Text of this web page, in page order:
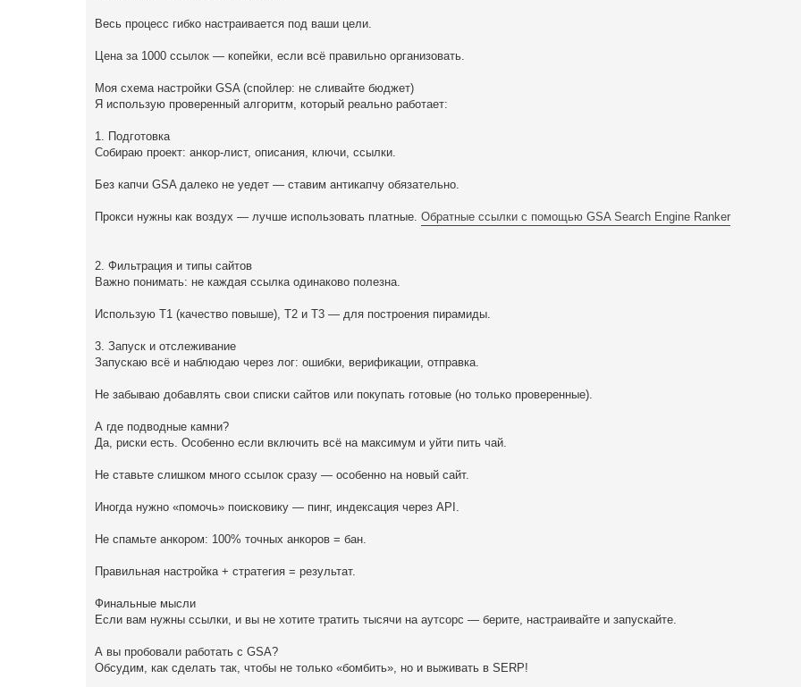
Весь процесс гибко настраивается под ваши цели.
Цена за 1000 ссылок — копейки, если всё правильно организовать.
Моя схема настройки GSA (спойлер: не сливайте бюджет)
Я использую проверенный алгоритм, который реально работает:
1. Подготовка
Собираю проект: анкор-лист, описания, ключи, ссылки.
Без капчи GSA далеко не уедет — ставим антикапчу обязательно.
Прокси нужны как воздух — лучше использовать платные. Обратные ссылки с помощью GSA Search Engine Ranker
2. Фильтрация и типы сайтов
Важно понимать: не каждая ссылка одинаково полезна.
Использую T1 (качество повыше), T2 и T3 — для построения пирамиды.
3. Запуск и отслеживание
Запускаю всё и наблюдаю через лог: ошибки, верификации, отправка.
Не забываю добавлять свои списки сайтов или покупать готовые (но только проверенные).
А где подводные камни?
Да, риски есть. Особенно если включить всё на максимум и уйти пить чай.
Не ставьте слишком много ссылок сразу — особенно на новый сайт.
Иногда нужно «помочь» поисковику — пинг, индексация через API.
Не спамьте анкором: 100% точных анкоров = бан.
Правильная настройка + стратегия = результат.
Финальные мысли
Если вам нужны ссылки, и вы не хотите тратить тысячи на аутсорс — берите, настраивайте и запускайте.
А вы пробовали работать с GSA?
Обсудим, как сделать так, чтобы не только «бомбить», но и выживать в SERP!